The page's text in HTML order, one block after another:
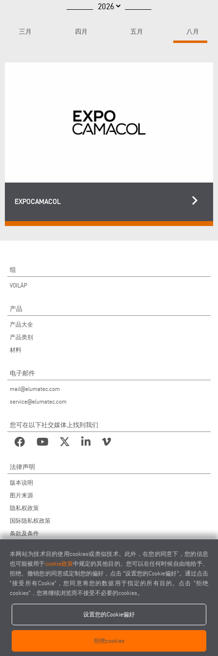
三月 四月 五月 八月
EXPOCAMACOL keyboard_arrow_right
组
VOILÀP
产品
产品大全
产品类别
材料
电子邮件
mail@elumatec.com
service@elumatec.com
您可在以下社交媒体上找到我们
法律声明
版本说明
图片来源
隐私权政策
国际隐私权政策
条款及条件
供应商行为准则
elumatec AG - Pinacher Straße 61 - 75417 Mühlacker - Germany - Phone+49 7041-14 0
mail@elumatec.com
elumatec AG infocenter - Lugwaldstraße 20 - 75417 Mühlacker - Germany
本网站为技术目的使用cookies或类似技术。此外，在您的同意下，您的信息
也可能被用于cookie政策中规定的其他目的。您可以在任何时候自由地给予、
拒绝、撤销您的同意或定制您的偏好，点击 "设置您的Cookie偏好"。通过点击
"接受所有Cookie"，您同意将您的数据用于指定的所有目的。点击 "拒绝
cookies"，您将继续浏览而不接受不必要的cookies。
设置您的Cookie偏好
拒绝cookies